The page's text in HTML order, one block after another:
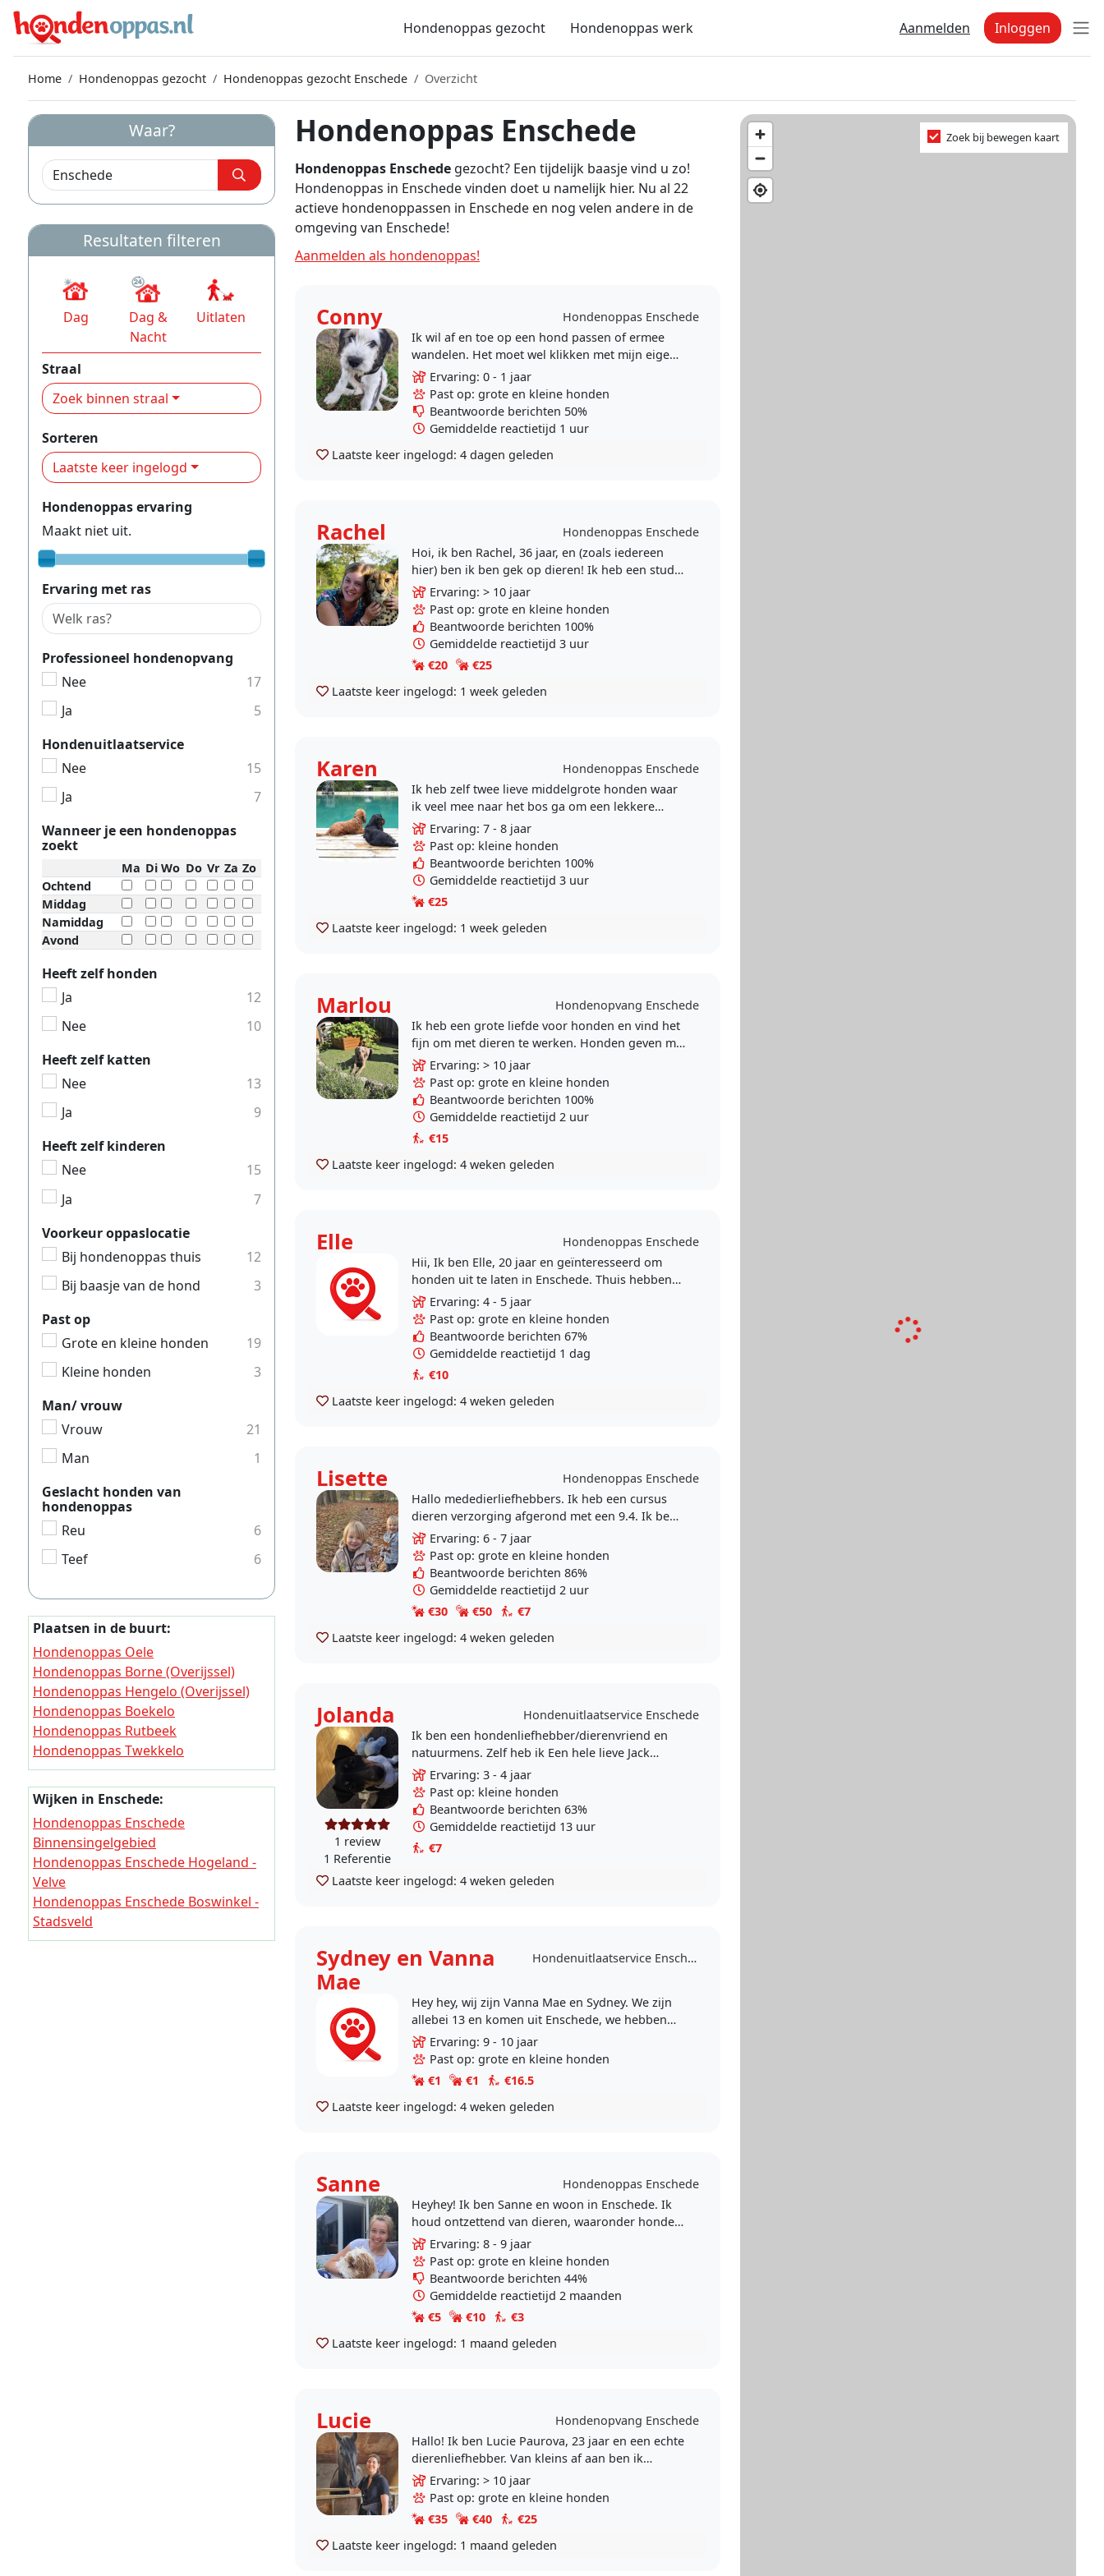
Hondenoppas gezocht Hondenoppas werk Aanmelden Inloggen
Home Hondenoppas gezocht Hondenoppas gezocht Enschede Overzicht
Hondenoppas Enschede
Hondenoppas Enschede gezocht? Een tijdelijk baasje vind u zo!
Hondenoppas in Enschede vinden doet u namelijk hier. Nu al 22
actieve hondenoppassen in Enschede en nog velen andere in de
omgeving van Enschede!
Aanmelden als hondenoppas!
Conny
Hondenoppas Enschede
Ik wil af en toe op een hond passen of ermee
wandelen. Het moet wel klikken met mijn eigen
hond.Ervaring: 0 - 1 jaar
Past op: grote en kleine honden
Beantwoorde berichten 50%
Gemiddelde reactietijd 1 uur
Laatste keer ingelogd: 4 dagen geleden
Rachel
Hondenoppas Enschede
Hoi, ik ben Rachel, 36 jaar, en (zoals iedereen
hier) ben ik ben gek op dieren! Ik heb een studie
voor gedragstherapie voor honden en katten en
de..
Ervaring: > 10 jaar
Past op: grote en kleine honden
Beantwoorde berichten 100%
Gemiddelde reactietijd 3 uur
€20
€25
Laatste keer ingelogd: 1 week geleden
Karen
Hondenoppas Enschede
Ik heb zelf twee lieve middelgrote honden waar
ik veel mee naar het bos ga om een lekkere
wandeling te maken. Onze kinderen zijn
inmiddels het huis..
Ervaring: 7 - 8 jaar
Past op: kleine honden
Beantwoorde berichten 100%
Gemiddelde reactietijd 3 uur
€25
Laatste keer ingelogd: 1 week geleden
Marlou
Hondenopvang Enschede
Ik heb een grote liefde voor honden en vind het
fijn om met dieren te werken. Honden geven mij
energie en ik vind het belangrijk dat zij tijdens
de..
Ervaring: > 10 jaar
Past op: grote en kleine honden
Beantwoorde berichten 100%
Gemiddelde reactietijd 2 uur
€15
Laatste keer ingelogd: 4 weken geleden
Elle
Hondenoppas Enschede
Hii, Ik ben Elle, 20 jaar en geïnteresseerd om
honden uit te laten in Enschede. Thuis hebben
wij een Schnauzer wat best wel een druktemaker
is, ik..
Ervaring: 4 - 5 jaar
Past op: grote en kleine honden
Beantwoorde berichten 67%
Gemiddelde reactietijd 1 dag
€10
Laatste keer ingelogd: 4 weken geleden
Lisette
Hondenoppas Enschede
Hallo mededierliefhebbers. Ik heb een cursus
dieren verzorging afgerond met een 9.4. Ik ben
zeker nog niet klaar met meer leren over dieren.
Ik volg..
Ervaring: 6 - 7 jaar
Past op: grote en kleine honden
Beantwoorde berichten 86%
Gemiddelde reactietijd 2 uur
€30
€50
€7
Laatste keer ingelogd: 4 weken geleden
Jolanda Hondenuitlaatservice Enschede
1 review
1 Referentie
Ik ben een hondenliefhebber/dierenvriend en
natuurmens. Zelf heb ik Een hele lieve Jack
Russell van 11 jaar (reu). Ik wandel en fiets
graag.
Ervaring: 3 - 4 jaar
Past op: kleine honden
Beantwoorde berichten 63%
Gemiddelde reactietijd 13 uur
€7
Laatste keer ingelogd: 4 weken geleden
Sydney en Vanna
Mae
Hondenuitlaatservice Enschede
Hey hey, wij zijn Vanna Mae en Sydney. We zijn
allebei 13 en komen uit Enschede, we hebben
beiden huisdieren en kunnen er ook goed mee
omgaan. We..
Ervaring: 9 - 10 jaar
Past op: grote en kleine honden
€1
€1
€16.5
Laatste keer ingelogd: 4 weken geleden
Sanne
Hondenoppas Enschede
Heyhey! Ik ben Sanne en woon in Enschede. Ik
houd ontzettend van dieren, waaronder honden.
Ik heb vroeger meerdere keren honden te logé
gehad en..
Ervaring: 8 - 9 jaar
Past op: grote en kleine honden
Beantwoorde berichten 44%
Gemiddelde reactietijd 2 maanden
€5
€10
€3
Laatste keer ingelogd: 1 maand geleden
Lucie
Hondenopvang Enschede
Hallo! Ik ben Lucie Paurova, 23 jaar en een echte
dierenliefhebber. Van kleins af aan ben ik
opgegroeid met huisdieren, en die liefde is
alleen maar..
Ervaring: > 10 jaar
Past op: grote en kleine honden
€35
€40
€25
Laatste keer ingelogd: 1 maand geleden
Zoek bij bewegen kaart
Waar?
Resultaten filteren
Dag
Dag &
Nacht
Uitlaten
Straal
Zoek binnen straal
Sorteren
Laatste keer ingelogd
Hondenoppas ervaring
Maakt niet uit.
Ervaring met ras
Professioneel hondenopvang
Nee
17
Ja
5
Hondenuitlaatservice
Nee
15
Ja
7
Wanneer je een hondenoppas
zoekt
Ma Di Wo Do Vr Za Zo
Ochtend
Middag
Namiddag
Avond
Heeft zelf honden
Ja
12
Nee
10
Heeft zelf katten
Nee
13
Ja
9
Heeft zelf kinderen
Nee
15
Ja
7
Voorkeur oppaslocatie
Bij hondenoppas thuis
12
Bij baasje van de hond
3
Past op
Grote en kleine honden
19
Kleine honden
3
Man/ vrouw
Vrouw
21
Man
1
Geslacht honden van
hondenoppas
Reu
6
Teef
6
Plaatsen in de buurt:
Hondenoppas Oele
Hondenoppas Borne (Overijssel)
Hondenoppas Hengelo (Overijssel)
Hondenoppas Boekelo
Hondenoppas Rutbeek
Hondenoppas Twekkelo
Hondenoppas Usselo
Hondenoppas Deurningen
Hondenoppas Driene
Hondenoppas Broekheurne
Wijken in Enschede:
Hondenoppas Enschede
Binnensingelgebied
Hondenoppas Enschede Hogeland -
Velve
Hondenoppas Enschede Boswinkel -
Stadsveld
Hondenoppas Enschede